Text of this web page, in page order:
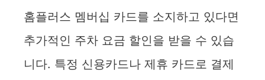
홈플러스 멤버십 카드를 소지하고 있다면
추가적인 주차 요금 할인을 받을 수 있습
니다. 특정 신용카드나 제휴 카드로 결제